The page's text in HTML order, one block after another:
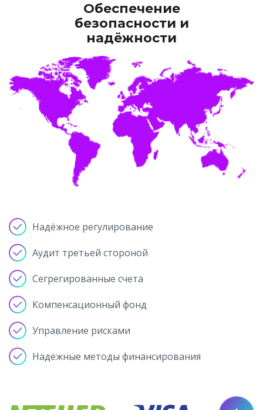
Обеспечение
безопасности и
надёжности
Надёжное регулирование
Аудит третьей стороной
Сегрегированные счета
Компенсационный фонд
Управление рисками
Надёжные методы финансирования